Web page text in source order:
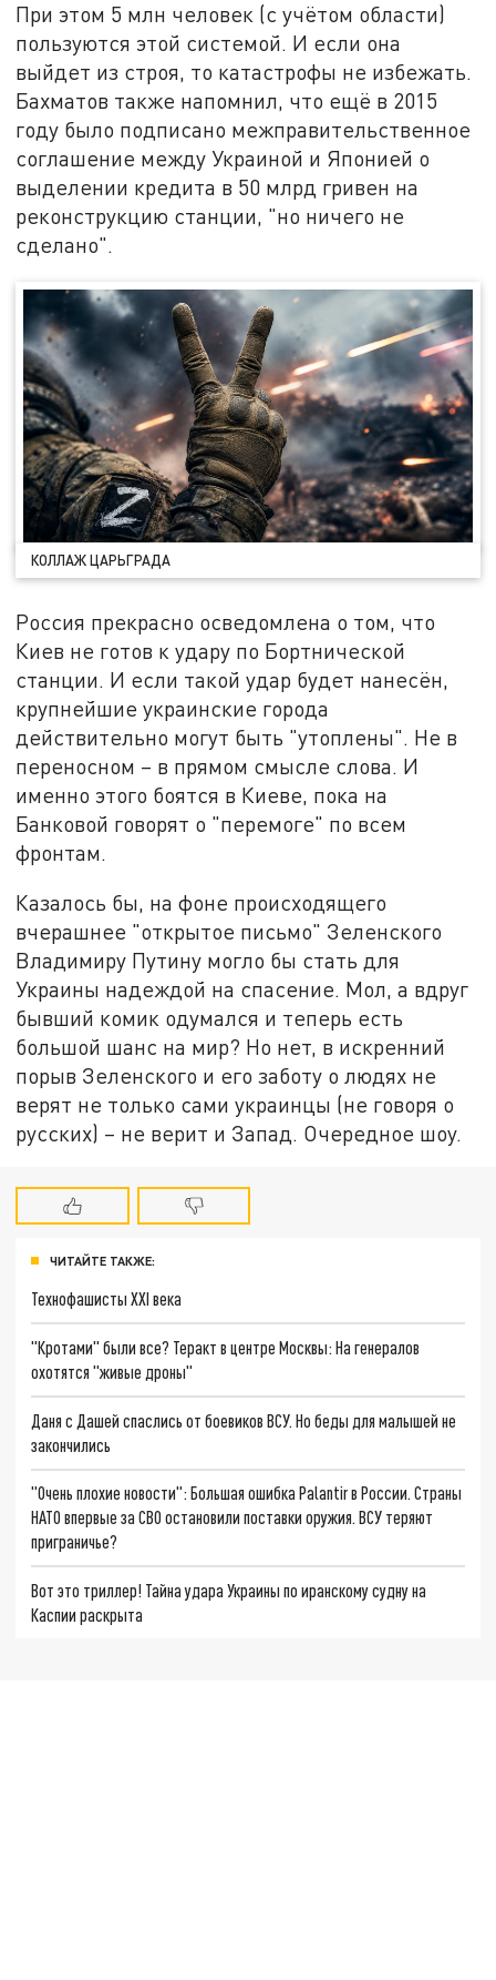
При этом 5 млн человек (с учётом области)
пользуются этой системой. И если она
выйдет из строя, то катастрофы не избежать.
Бахматов также напомнил, что ещё в 2015
году было подписано межправительственное
соглашение между Украиной и Японией о
выделении кредита в 50 млрд гривен на
реконструкцию станции, "но ничего не
сделано".
КОЛЛАЖ ЦАРЬГРАДА
Россия прекрасно осведомлена о том, что
Киев не готов к удару по Бортнической
станции. И если такой удар будет нанесён,
крупнейшие украинские города
действительно могут быть "утоплены". Не в
переносном – в прямом смысле слова. И
именно этого боятся в Киеве, пока на
Банковой говорят о "перемоге" по всем
фронтам.
Казалось бы, на фоне происходящего
вчерашнее "открытое письмо" Зеленского
Владимиру Путину могло бы стать для
Украины надеждой на спасение. Мол, а вдруг
бывший комик одумался и теперь есть
большой шанс на мир? Но нет, в искренний
порыв Зеленского и его заботу о людях не
верят не только сами украинцы (не говоря о
русских) – не верит и Запад. Очередное шоу.
ЧИТАЙТЕ ТАКЖЕ:
Технофашисты XXI века
"Кротами" были все? Теракт в центре Москвы: На генералов
охотятся "живые дроны"
Даня с Дашей спаслись от боевиков ВСУ. Но беды для малышей не
закончились
"Очень плохие новости": Большая ошибка Palantir в России. Страны
НАТО впервые за СВО остановили поставки оружия. ВСУ теряют
приграничье?
Вот это триллер! Тайна удара Украины по иранскому судну на
Каспии раскрыта